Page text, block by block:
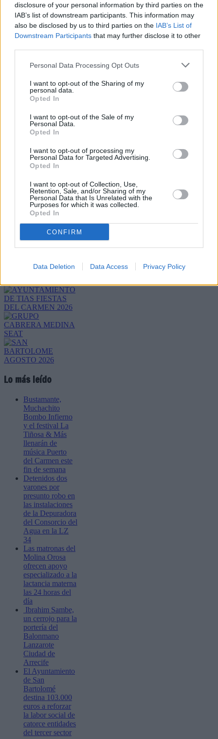
disclosure of your personal information by third parties on the
IAB’s list of downstream participants. This information may
also be disclosed by us to third parties on the IAB’s List of
Downstream Participants that may further disclose it to other
Personal Data Processing Opt Outs
I want to opt-out of the Sharing of my
personal data.
Opted In
I want to opt-out of the Sale of my
Personal Data.
Opted In
I want to opt-out of processing my
Personal Data for Targeted Advertising.
Opted In
I want to opt-out of Collection, Use,
Retention, Sale, and/or Sharing of my
Personal Data that Is Unrelated with the
Purposes for which it was collected.
Opted In
CONFIRM
Data Deletion Data Access Privacy Policy
Además de alegrarse de que el
presidente del Gobierno canario haya
dejado claro que las Islas no serán un
laboratorio en el que ensayar el
ha aconsejado al consejero de
evite cantar victoria antes de tiempo".
Escribir un comentario
(requerido)
JComments
Lo más leído
Bustamante,
Muchachito
Bombo Infierno
y el festival La
Tiñosa & Más
llenarán de
música Puerto
del Carmen este
fin de semana
Detenidos dos
varones por
presunto robo en
las instalaciones
de la Depuradora
del Consorcio del
Agua en la LZ
34
Las matronas del
Molina Orosa
ofrecen apoyo
especializado a la
lactancia materna
las 24 horas del
día
Ibrahim Sambe,
un cerrojo para la
portería del
Balonmano
Lanzarote
Ciudad de
Arrecife
El Ayuntamiento
de San
Bartolomé
destina 103.000
euros a reforzar
la labor social de
catorce entidades
del tercer sector